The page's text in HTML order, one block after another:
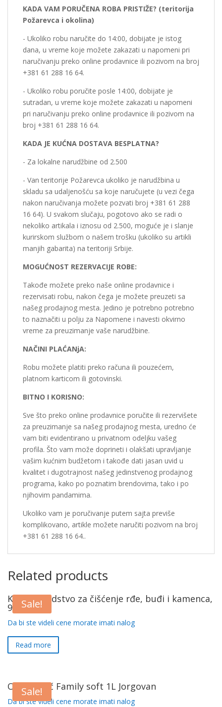
KADA VAM PORUČENA ROBA PRISTIŽE? (teritorija
Požarevca i okolina)
- Ukoliko robu naručite do 14:00, dobijate je istog
dana, u vreme koje možete zakazati u napomeni pri
naručivanju preko online prodavnice ili pozivom na broj
+381 61 288 16 64.
- Ukoliko robu poručite posle 14:00, dobijate je
sutradan, u vreme koje možete zakazati u napomeni
pri naručivanju preko online prodavnice ili pozivom na
broj +381 61 288 16 64.
KADA JE KUĆNA DOSTAVA BESPLATNA?
- Za lokalne narudžbine od 2.500
- Van teritorije Požarevca ukoliko je narudžbina u
skladu sa udaljenošću sa koje naručujete (u vezi čega
nakon naručivanja možete pozvati broj +381 61 288
16 64). U svakom slučaju, pogotovo ako se radi o
nekoliko artikala i iznosu od 2.500, moguće je i slanje
kurirskom službom o našem trošku (ukoliko su artikli
manjih gabarita) na teritoriji Srbije.
MOGUĆNOST REZERVACIJE ROBE:
Takođe možete preko naše online prodavnice i
rezervisati robu, nakon čega je možete preuzeti sa
našeg prodajnog mesta. Jedino je potrebno potrebno
to naznačiti u polju za Napomene i navesti okvirno
vreme za preuzimanje vaše narudžbine.
NAČINI PLAĆANjA:
Robu možete platiti preko računa ili pouzećem,
platnom karticom ili gotovinski.
BITNO I KORISNO:
Sve što preko online prodavnice poručite ili rezervišete
za preuzimanje sa našeg prodajnog mesta, uredno će
vam biti evidentirano u privatnom odeljku vašeg
profila. Što vam može doprineti i olakšati upravljanje
vašim kućnim budžetom i takođe dati jasan uvid u
kvalitet i dugotrajnost našeg jedinstvenog prodajnog
programa, kako po poznatim brendovima, tako i po
njihovim pandamima.
Ukoliko vam je poručivanje putem sajta previše
komplikovano, artikle možete naručiti pozivom na broj
+381 61 288 16 64..
Related products
Sale!
Kalyon sredstvo za čišćenje rđe, buđi i kamenca,
900ml
Da bi ste videli cene morate imati nalog
Read more
Sale!
Omekšivač Family soft 1L Jorgovan
Da bi ste videli cene morate imati nalog